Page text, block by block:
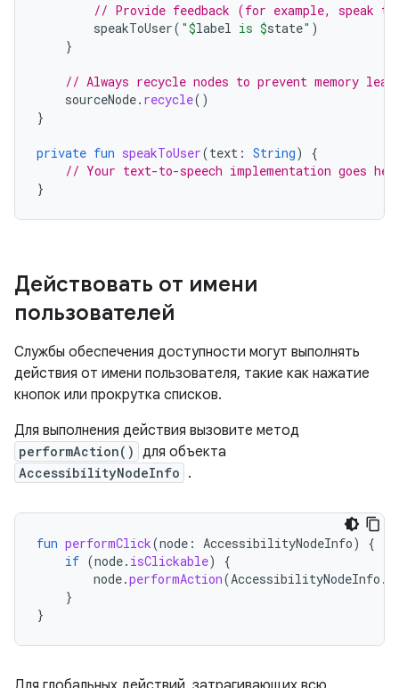
// Provide feedback (for example, speak
speakToUser( "$label is $state" )
}
// Always recycle nodes to prevent memory
sourceNode. recycle()
}
private fun speakToUser(text : String)
{
// Your text-to-speech implementation goes
}
Действовать от имени
пользователей
Службы обеспечения доступности могут выполнять
действия от имени пользователя, такие как нажатие
кнопок или прокрутка списков.
Для выполнения действия вызовите метод
performAction() для объекта
AccessibilityNodeInfo .
fun performClick(node : AccessibilityNodeInfo)
{
if (node. isClickable)
{
node.performAction(AccessibilityNodeInfo .
}
}